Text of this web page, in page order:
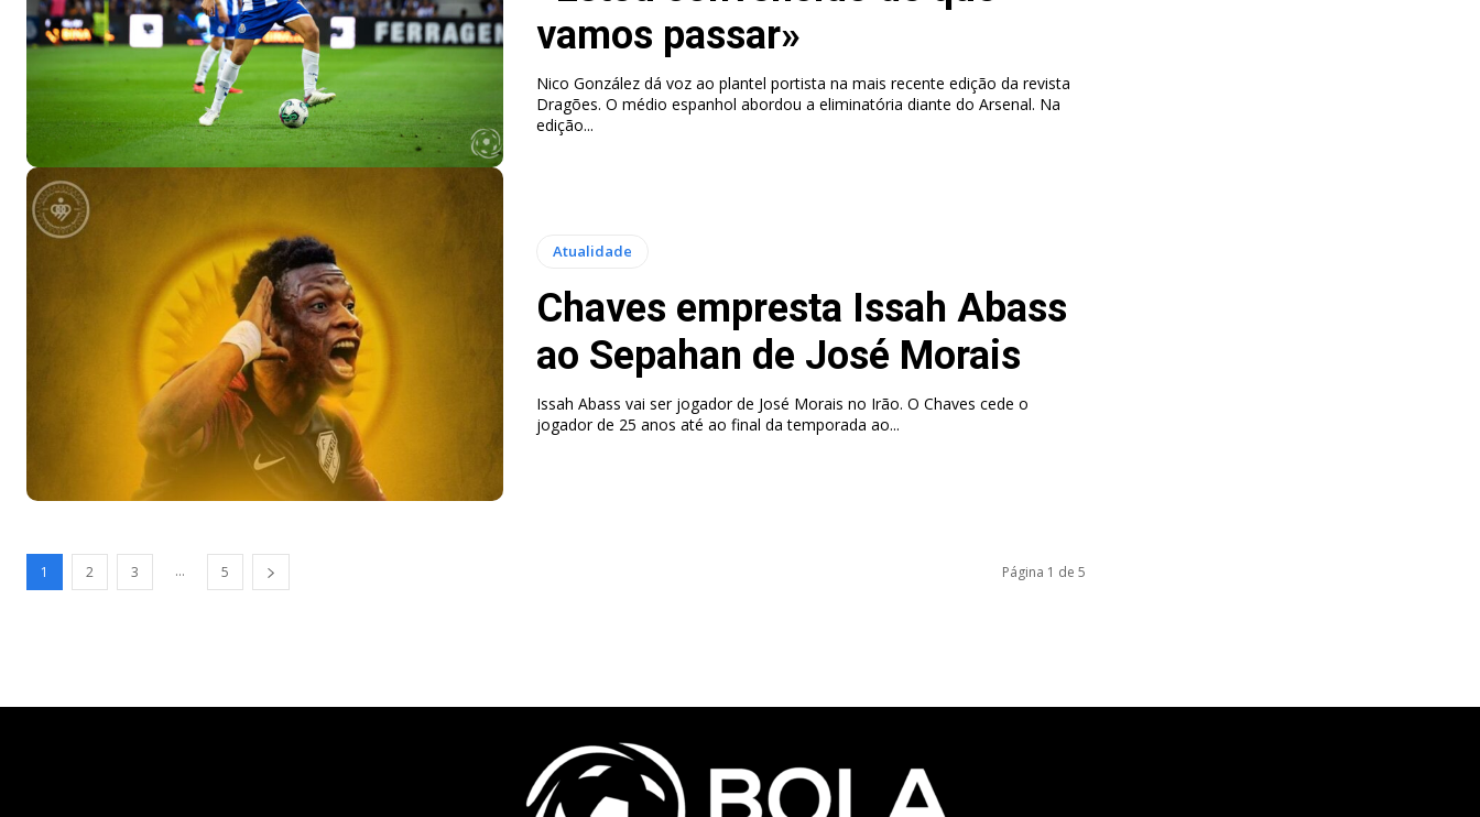
vamos passar»
Nico González dá voz ao plantel portista na mais recente edição da revista
Dragões. O médio espanhol abordou a eliminatória diante do Arsenal. Na
edição...
Atualidade
Chaves empresta Issah Abass
ao Sepahan de José Morais
Issah Abass vai ser jogador de José Morais no Irão. O Chaves cede o
jogador de 25 anos até ao final da temporada ao...
1 2 3 ... 5 Página 1 de 5